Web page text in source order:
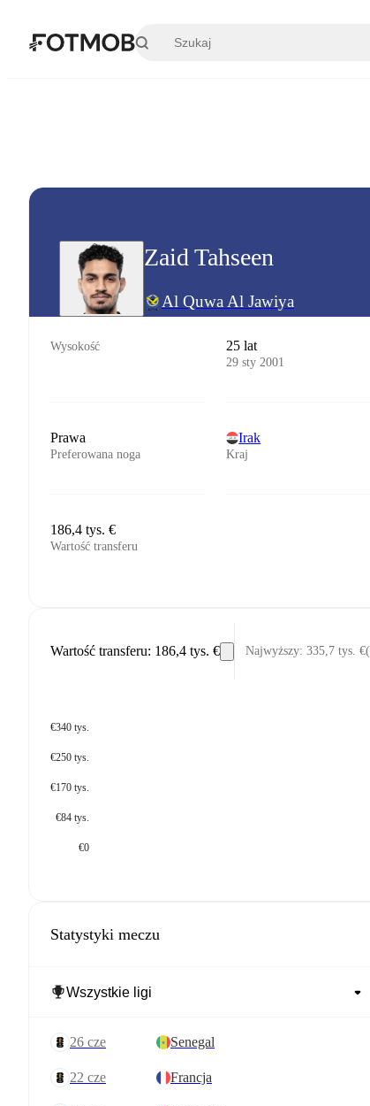
Zaid Tahseen
Al Quwa Al Jawiya
Wysokość 25 lat
29 sty 2001
Prawa
Preferowana noga
Irak
Kraj
186,4 tys. €
Wartość transferu
Wartość transferu: 186,4 tys. € Najwyższy: 335,7 tys. €(
€340 tys.
€250 tys.
€170 tys.
€84 tys.
€0
Statystyki meczu
26 cze Senegal
22 cze Francja